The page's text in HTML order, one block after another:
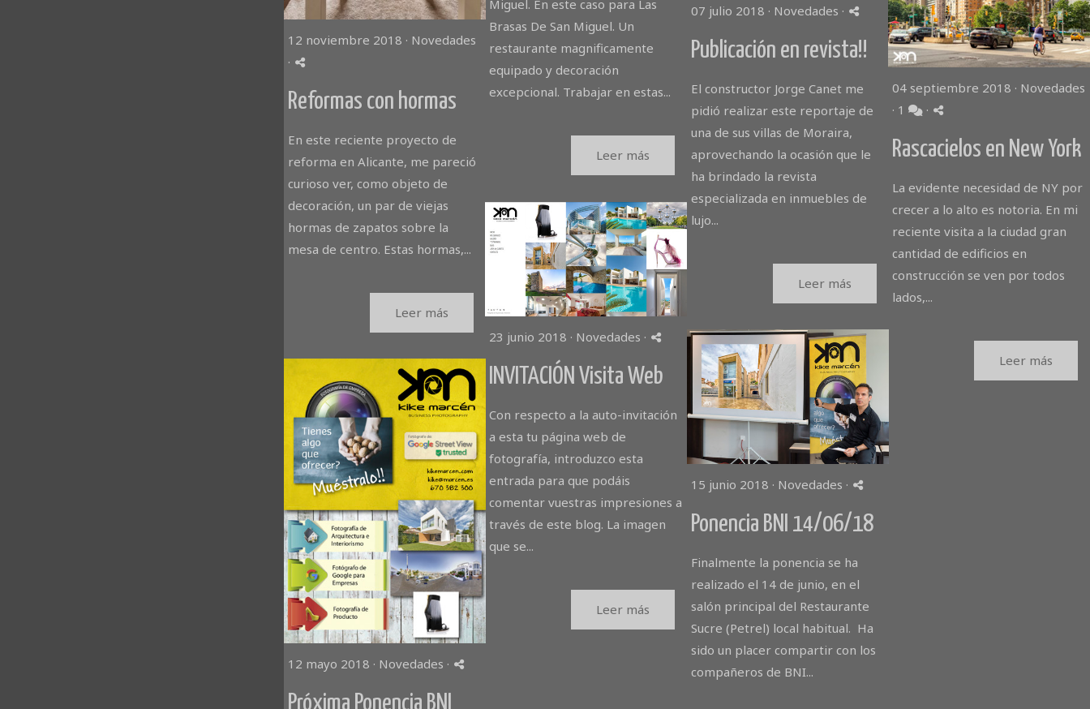
Miguel. En este caso para Las
Brasas De San Miguel. Un
restaurante magnificamente
equipado y decoración
excepcional. Trabajar en estas...
Leer más
12 noviembre 2018 · Novedades
·
Reformas con hormas
En este reciente proyecto de
reforma en Alicante, me pareció
curioso ver, como objeto de
decoración, un par de viejas
hormas de zapatos sobre la
mesa de centro. Estas hormas,...
Leer más
04 septiembre 2018 · Novedades
· 1 ·
Rascacielos en New York
La evidente necesidad de NY por
crecer a lo alto es notoria. En mi
reciente visita a la ciudad gran
cantidad de edificios en
construcción se ven por todos
lados,...
Leer más
07 julio 2018 · Novedades ·
Publicación en revista!!
El constructor Jorge Canet me
pidió realizar este reportaje de
una de sus villas de Moraira,
aprovechando la ocasión que le
ha brindado la revista
especializada en inmuebles de
lujo...
Leer más
23 junio 2018 · Novedades ·
INVITACIÓN Visita Web
Con respecto a la auto-invitación
a esta tu página web de
fotografía, introduzco esta
entrada para que podáis
comentar vuestras impresiones a
través de este blog. La imagen
que se...
Leer más
15 junio 2018 · Novedades ·
Ponencia BNI 14/06/18
Finalmente la ponencia se ha
realizado el 14 de junio, en el
salón principal del Restaurante
Sucre (Petrel) local habitual. Ha
sido un placer compartir con los
compañeros de BNI...
12 mayo 2018 · Novedades ·
Próxima Ponencia BNI